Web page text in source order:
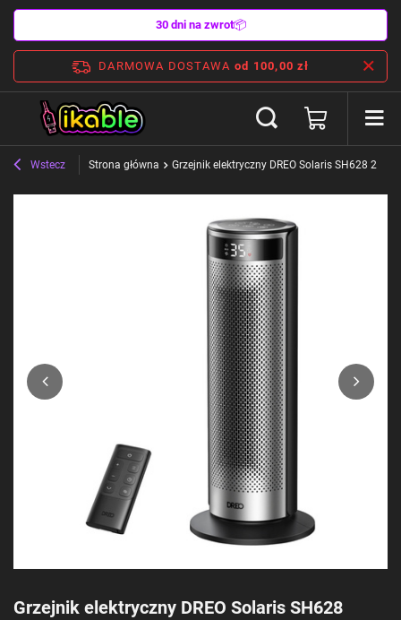
30 dni na zwrot📦
DARMOWA DOSTAWA od 100,00 zł
Wstecz Strona główna Grzejnik elektryczny DREO Solaris SH628
Grzejnik elektryczny DREO Solaris SH628